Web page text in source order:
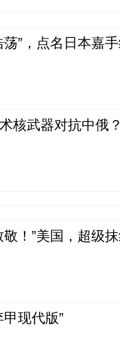
荡”，点名日本嘉
核武器对抗中俄？
！”美国，超级
现代版”